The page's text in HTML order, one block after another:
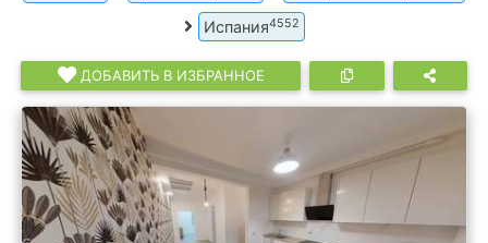
Испания4552
ДОБАВИТЬ В ИЗБРАННОЕ